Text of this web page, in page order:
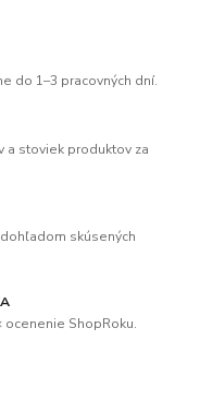
do 1–3 pracovných dní.
a stoviek produktov za
skúsených
ocenenie ShopRoku.